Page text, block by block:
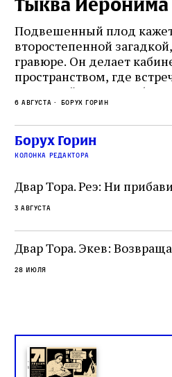
Подвешенный плод
второстепенной
гравюре. Он делает
пространством, где
греческий и латынь;
церковная традиция;
точность и понятность;
убеждённый в
читатель,
не просто покровитель
окружённый книгами.
одно решение которого
целой общины и стало
спора о том, кому
слово в переводе Библии
6 августа Борух Горин
Борух Горин
колонка редактора
Двар Тора. Реэ: Ни
3 августа
Двар Тора. Экев:
28 июля